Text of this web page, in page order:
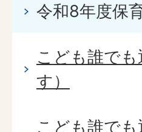
令和8年度保
こども誰で
す）
こども誰で